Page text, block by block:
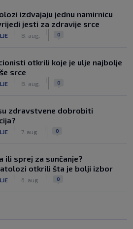
izdvajaju jednu namirnicu
jesti za zdravije srce
8. aug. 0
otkrili koje je ulje najbolje
srce
8. aug. 0
zdravstvene dobrobiti
7. aug. 0
ili sprej za sunčanje?
otkrili šta je bolji izbor
6. aug. 0